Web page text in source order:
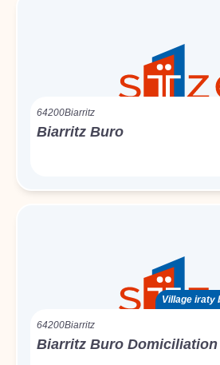
64200Biarritz
Biarritz Buro
Village iraty
64200Biarritz
Biarritz Buro Domiciliation